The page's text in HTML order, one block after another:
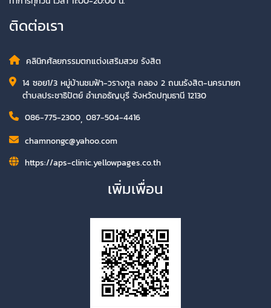
ติดต่อเรา
คลินิกศัลยกรรมตกแต่งเสริมสวย รังสิต
14 ซอย1/3 หมู่บ้านชมฟ้า-วรางกูล คลอง 2 ถนนรังสิต-นครนายก
ตำบลประชาธิปัตย์ อำเภอธัญบุรี จังหวัดปทุมธานี 12130
086-775-2300, 087-504-4416
chamnongc@yahoo.com
https://aps-clinic.yellowpages.co.th
เพิ่มเพื่อน